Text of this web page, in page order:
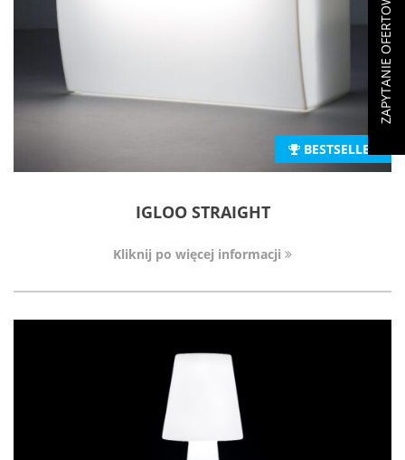
BESTSELLER
IGLOO STRAIGHT
Kliknij po więcej informacji
ZAPYTANIE OFERTOWE (